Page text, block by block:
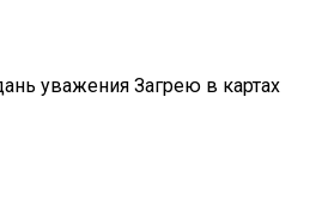
уважения Загрею в картах